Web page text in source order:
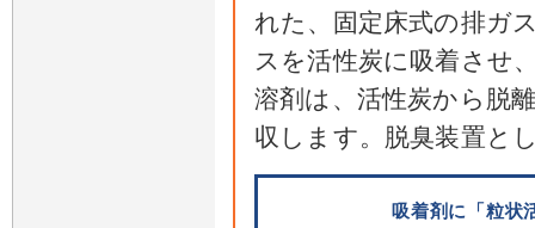
れた、固定床式の排ガ
スを活性炭に吸着させ
溶剤は、活性炭から脱
収します。脱臭装置と
吸着剤に「粒状